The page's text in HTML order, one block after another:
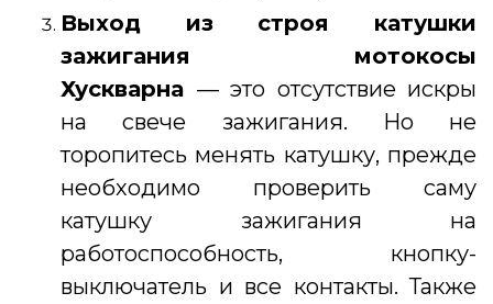
Выход из строя катушки
зажигания мотокосы
Хускварна — это отсутствие искры
на свече зажигания. Но не
торопитесь менять катушку, прежде
необходимо проверить саму
катушку зажигания на
работоспособность, кнопку-
выключатель и все контакты. Также